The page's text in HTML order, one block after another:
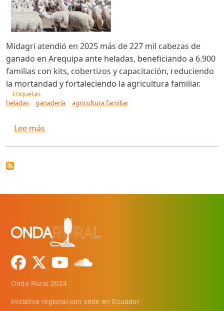
Midagri atendió en 2025 más de 227 mil cabezas de
ganado en Arequipa ante heladas, beneficiando a 6.900
familias con kits, cobertizos y capacitación, reduciendo
la mortandad y fortaleciendo la agricultura familiar.
Etiquetas
heladas
ganadería agricultura familiar
Lee más
Onda Rural 2024
Iniciativa regional con sede en Ecuador